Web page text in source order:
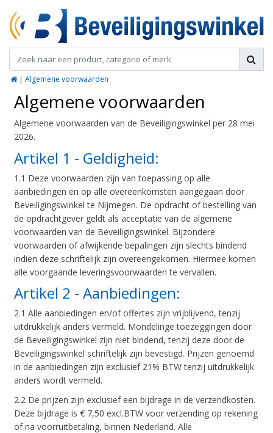
| Algemene voorwaarden
Algemene voorwaarden
Algemene voorwaarden van de Beveiligingswinkel per 28 mei
2026.
Artikel 1 - Geldigheid:
1.1 Deze voorwaarden zijn van toepassing op alle
aanbiedingen en op alle overeenkomsten aangegaan door
Beveiligingswinkel te Nijmegen. De opdracht of bestelling van
de opdrachtgever geldt als acceptatie van de algemene
voorwaarden van de Beveiligingswinkel. Bijzondere
voorwaarden of afwijkende bepalingen zijn slechts bindend
indien deze schriftelijk zijn overeengekomen. Hiermee komen
alle voorgaande leveringsvoorwaarden te vervallen.
Artikel 2 - Aanbiedingen:
2.1 Alle aanbiedingen en/of offertes zijn vrijblijvend, tenzij
uitdrukkelijk anders vermeld. Mondelinge toezeggingen door
de Beveiligingswinkel zijn niet bindend, tenzij deze door de
Beveiligingswinkel schriftelijk zijn bevestigd. Prijzen genoemd
in de aanbiedingen zijn exclusief 21% BTW tenzij uitdrukkelijk
anders wordt vermeld.
2.2 De prijzen zijn exclusief een bijdrage in de verzendkosten.
Deze bijdrage is € 7,50 excl.BTW voor verzending op rekening
of na voorruitbetaling, binnen Nederland. Alle